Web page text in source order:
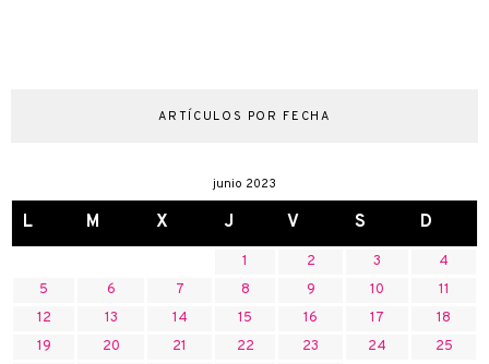
ARTÍCULOS POR FECHA
junio 2023
L M X J V S D
1 2 3
4
5
6 7 8 9 10
11
12
13 14 15 16 17
18
19
20 21 22 23 24
25